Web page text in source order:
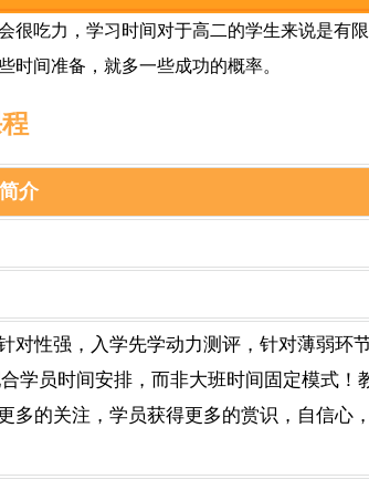
很吃力，学习时间对于高二的学生来说是有
时间准备，就多一些成功的概率。
简介
对性强，入学先学动力测评，针对薄弱环
学员时间安排，而非大班时间固定模式！
多的关注，学员获得更多的赏识，自信心